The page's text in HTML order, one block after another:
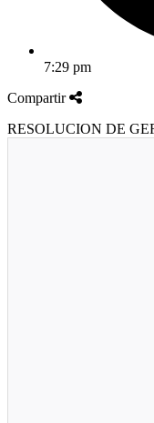
7:29 pm
Compartir
RESOLUCION DE